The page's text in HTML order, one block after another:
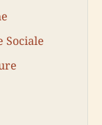
Sociale